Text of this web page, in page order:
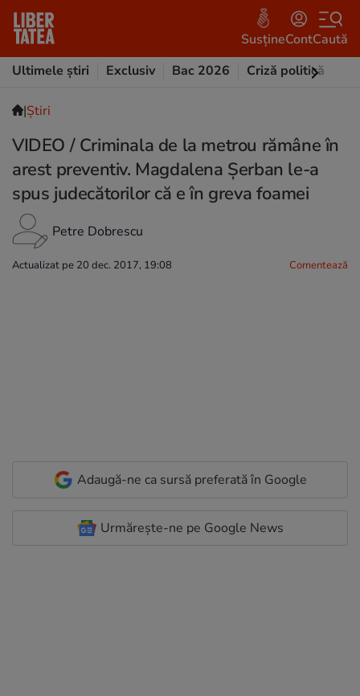
SusțineContCaută
Ultimele știri
Exclusiv Bac 2026 Criză politică
|Ştiri
VIDEO / Criminala de la metrou rămâne în
arest preventiv. Magdalena Șerban le-a
spus judecătorilor că e în greva foamei
Petre Dobrescu
Actualizat pe 20 dec. 2017, 19:08 Comentează
Adaugă-ne ca sursă preferată în Google
Urmărește-ne pe Google News